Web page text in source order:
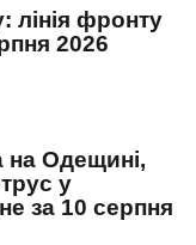
лінія фронту
2026
на Одещині,
у
за 10 серпня